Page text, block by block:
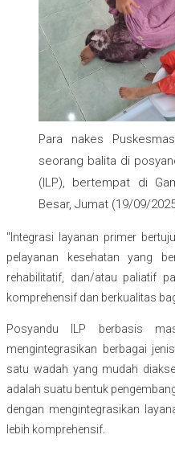
Para nakes
seorang balita di
(ILP), bertempat di
Besar, Jumat (19/09/
"Integrasi layanan primer
pelayanan kesehatan yang
rehabilitatif, dan/atau paliatif
komprehensif dan berkualitas
Posyandu ILP berbasis
mengintegrasikan berbagai
satu wadah yang mudah
adalah suatu bentuk
dengan mengintegrasikan
lebih komprehensif.